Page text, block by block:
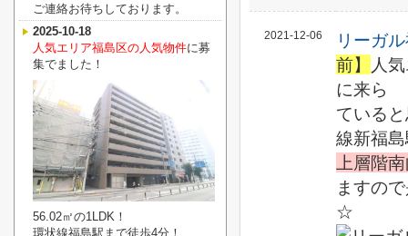
2021-12-06
リーガ
前】
人
に
ている
線新福
上層階
ますの
ご連絡お待ちしております。
2025-10-18
人気エリア福島区の人気物件に募
集でました！
56.02㎡の1LDK！
環状線福島駅まで徒歩4分！